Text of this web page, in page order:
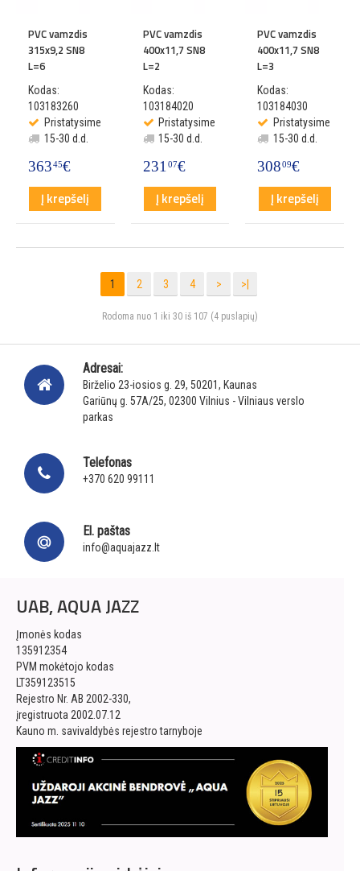
PVC vamzdis
315x9,2 SN8
L=6
Kodas:
103183260
Pristatysime
15-30 d.d.
36345€
Į krepšelį
PVC vamzdis
400x11,7 SN8
L=2
Kodas:
103184020
Pristatysime
15-30 d.d.
231 07€
Į krepšelį
PVC vamzdis
400x11,7 SN8
L=3
Kodas:
103184030
Pristatysime
15-30 d.d.
30809€
Į krepšelį
1 2 3 4 > >|
Rodoma nuo 1 iki 30 iš 107 (4 puslapių)
Adresai:
Birželio 23-iosios g. 29, 50201, Kaunas
Gariūnų g. 57A/25, 02300 Vilnius - Vilniaus verslo
parkas
Telefonas
+370 620 99111
El. paštas
info@aquajazz.lt
UAB, AQUA JAZZ
Įmonės kodas
135912354
PVM mokėtojo kodas
LT359123515
Rejestro Nr. AB 2002-330,
įregistruota 2002.07.12
Kauno m. savivaldybės rejestro tarnyboje